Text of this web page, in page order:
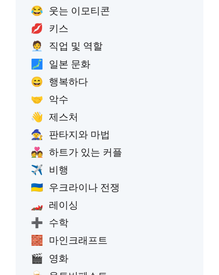
😂 웃는 이모티콘
💋 키스
🧑‍💼 직업 및 역할
🗾 일본 문화
😄 행복하다
🤝 악수
👋 제스처
🧙 판타지와 마법
💑 하트가 있는 커플
✈️ 비행
🇺🇦 우크라이나 전쟁
🏎️ 레이싱
➕ 수학
🧱 마인크래프트
🎬 영화